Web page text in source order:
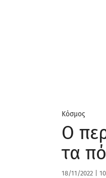
Κόσμος
Ο
τα
18/11/2022